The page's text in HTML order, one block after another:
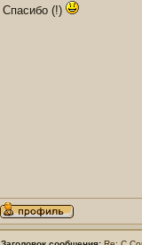
Спасибо (!)